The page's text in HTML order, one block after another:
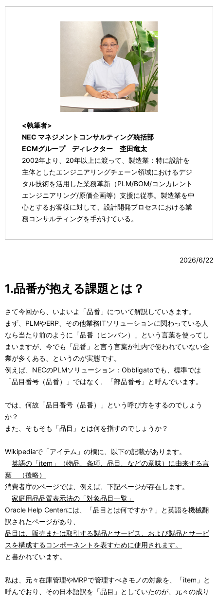
ま
<執筆者>
NEC マネジメントコンサルティング統括部
ECMグループ ディレクター 杢田竜太
2002年より、20年以上に渡って、製造業：特に設計を
主体としたエンジニアリングチェーン領域におけるデジ
タル技術を活用した業務革新（PLM/BOM/コンカレント
エンジニアリング/原価企画等）支援に従事。製造業を中
心とするお客様に対して、設計開発プロセスにおける業
務コンサルティングを手がけている。
2026/6/22
1.品番が抱える課題とは？
さて今回から、いよいよ「品番」について解説していきます。
まず、PLMやERP、その他業務ITソリューションに関わっている人
なら当たり前のように「品番（ヒンバン）」という言葉を使ってし
まいますが、今でも「品番」と言う言葉が社内で使われていない企
業が多くある、というのが実態です。
例えば、NECのPLMソリューション：Obbligatoでも、標準では
「品目番号（品番）」ではなく、「部品番号」と呼んでいます。
では、何故「品目番号（品番）」という呼び方をするのでしょう
か？
また、そもそも「品目」とは何を指すのでしょうか？
Wikipediaで「アイテム」の欄に、以下の記載があります。
英語の「item」（物品、条項、品目、などの意味）に由来する言
葉 （後略）
消費者庁のページでは、例えば、下記ページが存在します。
家庭用品品質表示法の「対象品目一覧」
Oracle Help Centerには、「品目とは何ですか？」と英語を機械翻
訳されたページがあり、
品目は、販売または取引する製品とサービス、および製品とサービ
スを構成するコンポーネントを表すために使用されます。
と書かれています。
私は、元々在庫管理やMRPで管理すべきモノの対象を、「item」と
呼んでおり、その日本語訳を「品目」としていたのが、元々の成り